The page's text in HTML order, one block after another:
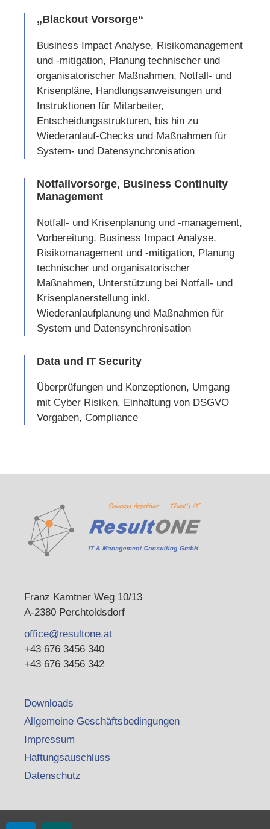
„Blackout Vorsorge“
Business Impact Analyse, Risikomanagement
und -mitigation, Planung technischer und
organisatorischer Maßnahmen, Notfall- und
Krisenpläne, Handlungsanweisungen und
Instruktionen für Mitarbeiter,
Entscheidungsstrukturen, bis hin zu
Wiederanlauf-Checks und Maßnahmen für
System- und Datensynchronisation
Notfallvorsorge, Business Continuity
Management
Notfall- und Krisenplanung und -management,
Vorbereitung, Business Impact Analyse,
Risikomanagement und -mitigation, Planung
technischer und organisatorischer
Maßnahmen, Unterstützung bei Notfall- und
Krisenplanerstellung inkl.
Wiederanlaufplanung und Maßnahmen für
System und Datensynchronisation
Data und IT Security
Überprüfungen und Konzeptionen, Umgang
mit Cyber Risiken, Einhaltung von DSGVO
Vorgaben, Compliance
Franz Kamtner Weg 10/13
A-2380 Perchtoldsdorf
office@resultone.at
+43 676 3456 340
+43 676 3456 342
Downloads
Allgemeine Geschäftsbedingungen
Impressum
Haftungsauschluss
Datenschutz